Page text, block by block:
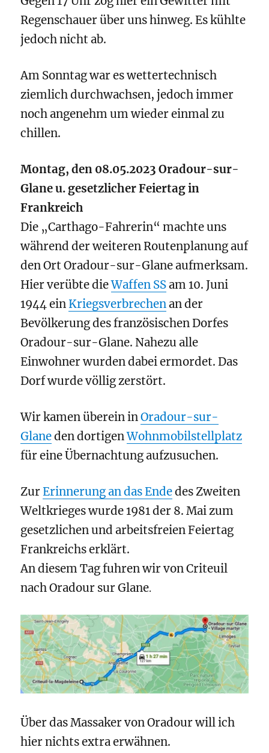
Regenschauer über uns hinweg. Es kühlte
jedoch nicht ab.
Am Sonntag war es wettertechnisch
ziemlich durchwachsen, jedoch immer
noch angenehm um wieder einmal zu
chillen.
Montag, den 08.05.2023 Oradour-sur-
Glane u. gesetzlicher Feiertag in
Frankreich
Die „Carthago-Fahrerin“ machte uns
während der weiteren Routenplanung auf
den Ort Oradour-sur-Glane aufmerksam.
Hier verübte dieWaffen SSam 10. Juni
1944 einKriegsverbrechenan der
Bevölkerung des französischen Dorfes
Oradour-sur-Glane. Nahezu alle
Einwohner wurden dabei ermordet. Das
Dorf wurde völlig zerstört.
Wir kamen überein inOradour-sur-
Glaneden dortigenWohnmobilstellplatz
für eine Übernachtung aufzusuchen.
ZurErinnerung an das Endedes Zweiten
Weltkrieges wurde 1981 der 8. Mai zum
gesetzlichen und arbeitsfreien Feiertag
Frankreichs erklärt.
An diesem Tagfuhren wir vonCriteuil
nachOradour sur Glane.
Über das Massaker von Oradour will ich
hier nichts extra erwähnen.